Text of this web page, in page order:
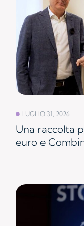
LUGLIO 31, 2026
Una raccolta
euro e